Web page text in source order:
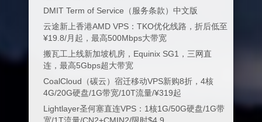
DMIT Term of Service（服务条款）中文版
云途新上香港AMD VPS：TKO优化线路，折后低至
¥19.8/月起，最高500Mbps大带宽
搬瓦工上线新加坡机房，Equinix SG1，三网直
连，最高5Gbps超大带宽
CoalCloud（碳云）宿迁移动VPS新购8折，4核
4G/20G硬盘/1G带宽/10T流量/¥319起
Lightlayer圣何塞直连VPS：1核1G/50G硬盘/1G带